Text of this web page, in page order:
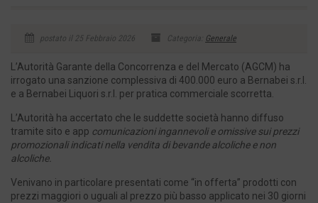
postato il 25 Febbraio 2026 Categoria: Generale
L’Autorità Garante della Concorrenza e del Mercato (AGCM) ha
irrogato una sanzione complessiva di 400.000 euro a Bernabei s.r.l.
e a Bernabei Liquori s.r.l. per pratica commerciale scorretta.
L’Autorità ha accertato che le suddette società hanno diffuso
tramite sito e app comunicazioni ingannevoli e omissive sui prezzi
promozionali indicati nella vendita di bevande alcoliche e non
alcoliche.
Venivano in particolare presentati come “in offerta” prodotti con
prezzi maggiori o uguali al prezzo più basso applicato nei 30 giorni